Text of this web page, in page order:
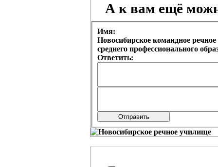
А к вам ещё
Имя:
Новосибирское командное
среднего профессионального
Ответить: